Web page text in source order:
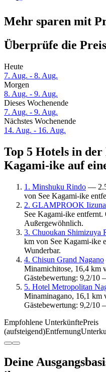
Mehr sparen mit
Überprüfe die
Heute
7. Aug. - 8. Aug.
Morgen
8. Aug. - 9. Aug.
Dieses Wochenende
7. Aug. - 9. Aug.
Nächstes Wochenende
14. Aug. - 16. Aug.
Top 5 Hotels in der
Kagami-ike auf
1. Minshuku Rindo —
von See Kagami-ike
2. GLAMPROOK Iizuna
See Kagami-ike
Außergewöhnlich.
3. Chuoukan Shimizuya
km von See Kagami-ike
Wunderbar.
4. Chisun Grand Nagano
Minamichitose, 16,4 km
Gästebewertung: 9,2/10
5. Hotel Metropolitan
Minaminagano, 16,1 km
Gästebewertung: 9,2/10
Empfohlene UnterkünftePreis
(aufsteigend)Entfernung
Deine